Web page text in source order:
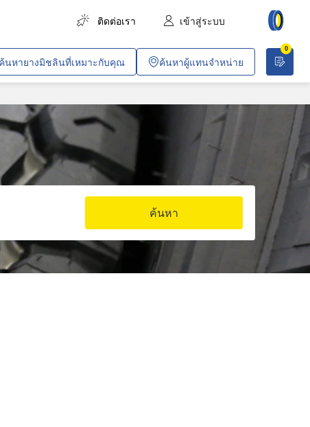
ติดต่อเรา เข้าสู่ระบบ
การขนส่งสินค้า
การขนส่งผู้โดยสาร
การเกษตร
งานก่อสร้างและอุตสาหกรรม
เหมืองทั่วไปและเหมืองหิน
งานค้าขายและวิชาชีพเฉพาะทาง
ปฏิบัติการพลเรือนและการทหาร
อากาศยาน
0
ค้นหายางมิชลินที่เหมาะกับคุณ ค้นหาผู้แทนจำหน่าย
ค้นหา